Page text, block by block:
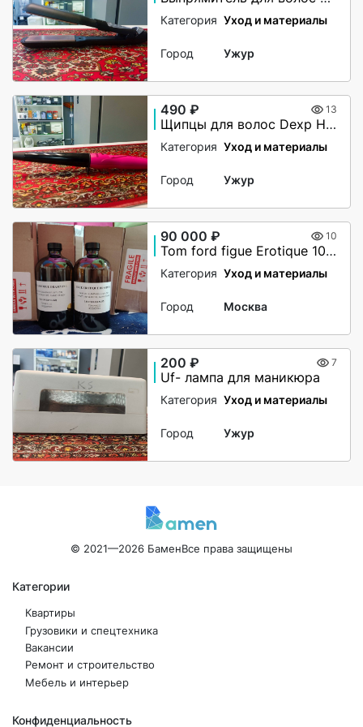
Категория Уход и материалы
Город Ужур
490 ₽ 13
Щипцы для волос Dexp HC-1933
Категория Уход и материалы
Город Ужур
90 000 ₽ 10
Tom ford figue Erotique 1000ml
Категория Уход и материалы
Город Москва
200 ₽ 7
Uf- лампа для маникюра
Категория Уход и материалы
Город Ужур
© 2021—2026 БаменВсе права защищены
Категории
Квартиры
Грузовики и спецтехника
Вакансии
Ремонт и строительство
Мебель и интерьер
Конфиденциальность